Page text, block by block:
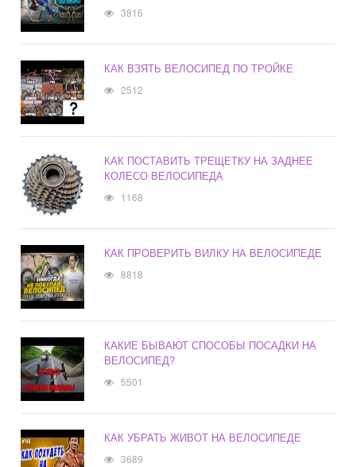
3816
КАК ВЗЯТЬ ВЕЛОСИПЕД ПО ТРОЙКЕ
2512
КАК ПОСТАВИТЬ ТРЕЩЕТКУ НА ЗАДНЕЕ
КОЛЕСО ВЕЛОСИПЕДА
1168
КАК ПРОВЕРИТЬ ВИЛКУ НА ВЕЛОСИПЕДЕ
8818
КАКИЕ БЫВАЮТ СПОСОБЫ ПОСАДКИ НА
ВЕЛОСИПЕД?
5501
КАК УБРАТЬ ЖИВОТ НА ВЕЛОСИПЕДЕ
3689